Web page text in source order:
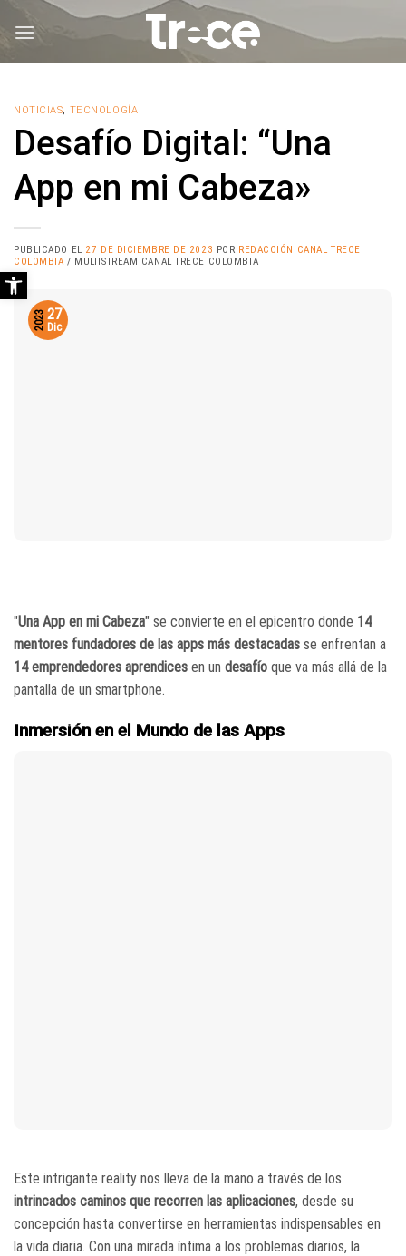
NOTICIAS, TECNOLOGÍA
Desafío Digital: “Una
App en mi Cabeza»
PUBLICADO EL 27 DE DICIEMBRE DE 2023 POR REDACCIÓN CANAL TRECE
COLOMBIA / MULTISTREAM CANAL TRECE COLOMBIA
27
Dic
2023
"Una App en mi Cabeza" se convierte en el epicentro donde 14
mentores fundadores de las apps más destacadas se enfrentan a
14 emprendedores aprendices en un desafío que va más allá de la
pantalla de un smartphone.
Inmersión en el Mundo de las Apps
Este intrigante reality nos lleva de la mano a través de los
intrincados caminos que recorren las aplicaciones, desde su
concepción hasta convertirse en herramientas indispensables en
la vida diaria. Con una mirada íntima a los problemas diarios, la
Abrir barra de herramientas